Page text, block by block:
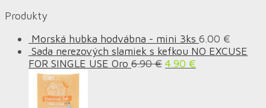
Produkty
Morská hubka hodvábna - mini 3ks 6.00 €
Sada nerezových slamiek s kefkou NO EXCUSE
FOR SINGLE USE Oro 6.90€ 4.90 €